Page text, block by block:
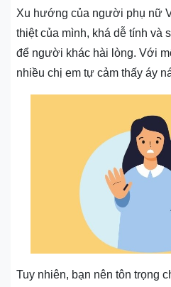
Xu hướng của người phụ nữ
thiệt của mình, khá dễ tính và
để người khác hài lòng. Với
nhiều chị em tự cảm thấy áy
Tuy nhiên, bạn nên tôn trọng